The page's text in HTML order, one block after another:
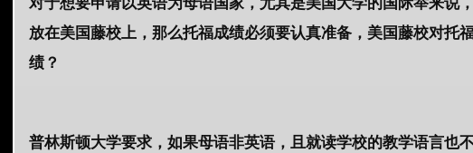
对于想要申请以英语为母语国家，尤其是美国大学的国际举来说
放在美国藤校上，那么托福成绩必须要认真准备，美国藤校对托
绩？
普林斯顿大学要求，如果母语非英语，且就读学校的教学语言也